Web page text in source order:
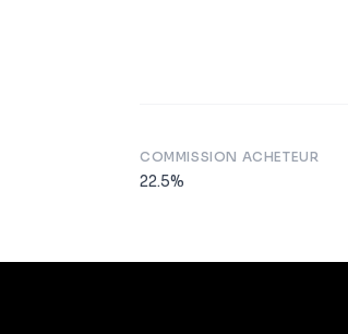
COMMISSION ACHETEUR
22.5%